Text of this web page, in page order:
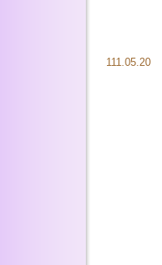
111.05.20